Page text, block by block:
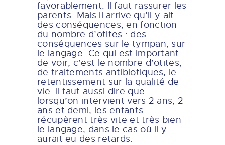
favorablement. Il faut rassurer les
parents. Mais il arrive qu’il y ait
des conséquences, en fonction
du nombre d’otites : des
conséquences sur le tympan, sur
le langage. Ce qui est important
de voir, c’est le nombre d’otites,
de traitements antibiotiques, le
retentissement sur la qualité de
vie. Il faut aussi dire que
lorsqu’on intervient vers 2 ans, 2
ans et demi, les enfants
récupèrent très vite et très bien
le langage, dans le cas où il y
aurait eu des retards.